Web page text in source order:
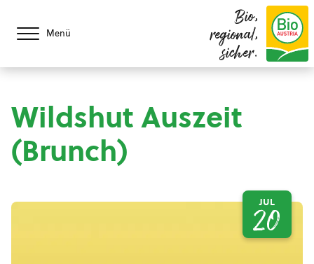
Menü
Bio,
regional,
sicher.
Wildshut Auszeit
(Brunch)
JUL
20